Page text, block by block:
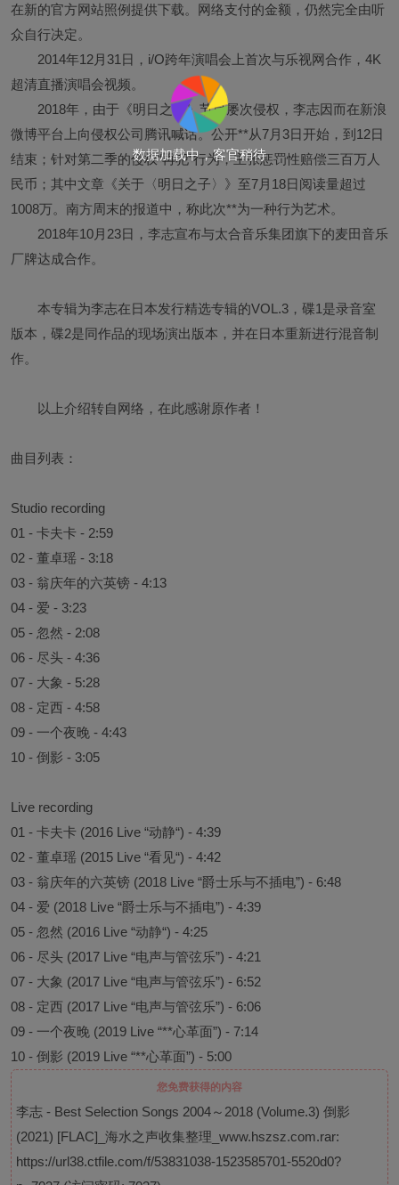
数据加载中，客官稍待
在新的官方网站照例提供下载。网络支付的金额，仍然完全由听
众自行决定。
2014年12月31日，i/O跨年演唱会上首次与乐视网合作，4K
超清直播演唱会视频。
2018年，由于《明日之子》节目屡次侵权，李志因而在新浪
微博平台上向侵权公司腾讯喊话。公开**从7月3日开始，到12日
结束；针对第二季的侵权“再犯”行为，主张惩罚性赔偿三百万人
民币；其中文章《关于〈明日之子〉》至7月18日阅读量超过
1008万。南方周末的报道中，称此次**为一种行为艺术。
2018年10月23日，李志宣布与太合音乐集团旗下的麦田音乐
厂牌达成合作。
本专辑为李志在日本发行精选专辑的VOL.3，碟1是录音室
版本，碟2是同作品的现场演出版本，并在日本重新进行混音制
作。
以上介绍转自网络，在此感谢原作者！
曲目列表：
Studio recording
01 - 卡夫卡 - 2:59
02 - 董卓瑶 - 3:18
03 - 翁庆年的六英镑 - 4:13
04 - 爱 - 3:23
05 - 忽然 - 2:08
06 - 尽头 - 4:36
07 - ⼤象 - 5:28
08 - 定西 - 4:58
09 - ⼀个夜晚 - 4:43
10 - 倒影 - 3:05
Live recording
01 - 卡夫卡 (2016 Live “动静“) - 4:39
02 - 董卓瑶 (2015 Live “看见“) - 4:42
03 - 翁庆年的六英镑 (2018 Live “爵士乐与不插电”) - 6:48
04 - 爱 (2018 Live “爵士乐与不插电”) - 4:39
05 - 忽然 (2016 Live “动静“) - 4:25
06 - 尽头 (2017 Live “电声与管弦乐”) - 4:21
07 - ⼤象 (2017 Live “电声与管弦乐”) - 6:52
08 - 定西 (2017 Live “电声与管弦乐”) - 6:06
09 - ⼀个夜晚 (2019 Live “**心革面”) - 7:14
10 - 倒影 (2019 Live “**心革面”) - 5:00
您免费获得的内容
李志 - Best Selection Songs 2004～2018 (Volume.3) 倒影
(2021) [FLAC]_海水之声收集整理_www.hszsz.com.rar:
https://url38.ctfile.com/f/53831038-1523585701-5520d0?